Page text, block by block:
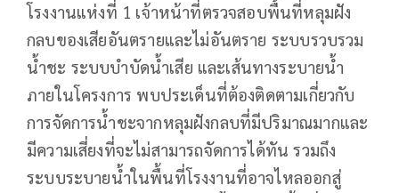
โรงงานแห่งที่ 1 เจ้าหน้าที่ตรวจสอบพื้นที่หลุมฝัง
กลบของเสียอันตรายและไม่อันตราย ระบบรวบรวม
น้ำชะ ระบบบำบัดน้ำเสีย และเส้นทางระบายน้ำ
ภายในโครงการ พบประเด็นที่ต้องติดตามเกี่ยวกับ
การจัดการน้ำชะจากหลุมฝังกลบที่มีปริมาณมากและ
มีความเสี่ยงที่จะไม่สามารถจัดการได้ทัน รวมถึง
ระบบระบายน้ำในพื้นที่โรงงานที่อาจไหลออกสู่